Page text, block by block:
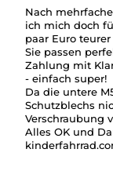
Nach
ich mich doch
paar Euro
Sie passen
Zahlung mit
- einfach super!
Da die untere
Schutzblechs
Verschraubung
Alles OK und